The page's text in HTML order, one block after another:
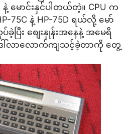
နဲ့ မောင်းနှင်ပါတယ်တဲ့။ CPU က
75C နဲ့ HP-75D ရယ်လို့ မော်
ပြီး စျေးနှုန်းအနေနဲ့ အမေရိ
ေါ်လာလောက်ကျသင့်ခဲ့တာကို တွေ့